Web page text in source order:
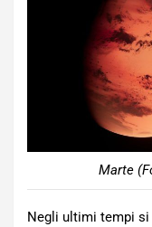
Marte
Negli ultimi tempi